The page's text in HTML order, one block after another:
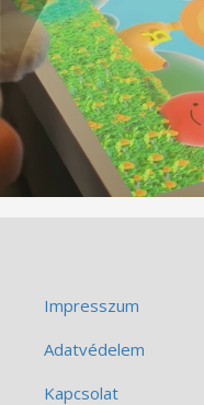
Impresszum
Adatvédelem
Kapcsolat